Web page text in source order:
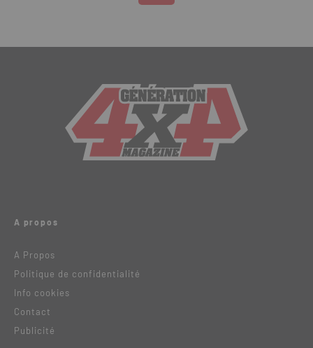
A propos
A Propos
Politique de confidentialité
Info cookies
Contact
Publicité